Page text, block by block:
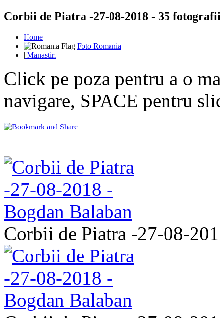
Corbii de Piatra -27-08-2018 - 35 fotografii
Home
Foto Romania
| Manastiri
Click pe poza pentru a o
navigare, SPACE pentru
Corbii de Piatra -27-08-